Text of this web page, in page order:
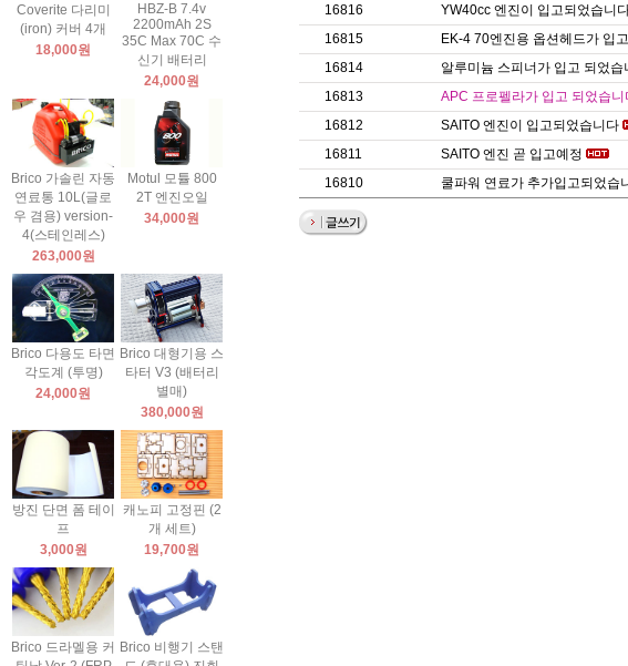
Coverite 다리미
(iron) 커버 4개
18,000원
HBZ-B 7.4v
2200mAh 2S
35C Max 70C 수
신기 배터리
24,000원
Brico 가솔린 자동
연료통 10L(글로
우 겸용) version-
4(스테인레스)
263,000원
Motul 모튤 800
2T 엔진오일
34,000원
Brico 다용도 타면
각도계 (투명)
24,000원
Brico 대형기용 스
타터 V3 (배터리
별매)
380,000원
방진 단면 폼 테이
프
3,000원
캐노피 고정핀 (2
개 세트)
19,700원
Brico 드라멜용 커
Brico 비행기 스탠
16816
YW40cc 엔진이 입고되었습니
16815
EK-4 70엔진용 옵션헤드가 입
16814
알루미늄 스피너가 입고 되었습
16813
APC 프로펠라가 입고 되었습니
16812
SAITO 엔진이 입고되었습니다
16811
SAITO 엔진 곧 입고예정
16810
쿨파워 연료가 추가입고되었습